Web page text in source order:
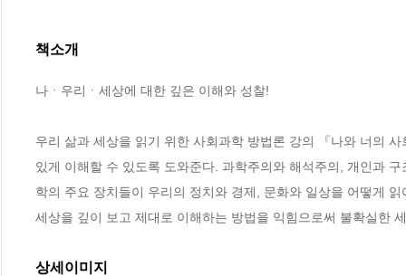
책소개
나ㆍ우리ㆍ세상에 대한 깊은 이해와 성찰!
우리 삶과 세상을 읽기 위한 사회과학 방법론 강의 『나와 너의
있게 이해할 수 있도록 도와준다. 과학주의와 해석주의, 개인과
학의 주요 장치들이 우리의 정치와 경제, 문화와 일상을 어떻게
세상을 깊이 보고 제대로 이해하는 방법을 익힘으로써 불확실한
상세이미지